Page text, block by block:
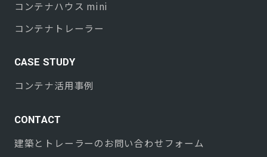
コンテナハウス mini
コンテナトレーラー
CASE STUDY
コンテナ活用事例
CONTACT
建築とトレーラーのお問い合わせフォーム